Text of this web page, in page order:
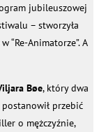
jubileuszowej
– stworzyła
“Re-Animatorze”. A
Bøe, który dwa
przebić
o mężczyźnie,